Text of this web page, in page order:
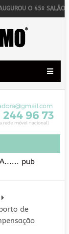
O 45º SALÃO
pub
de